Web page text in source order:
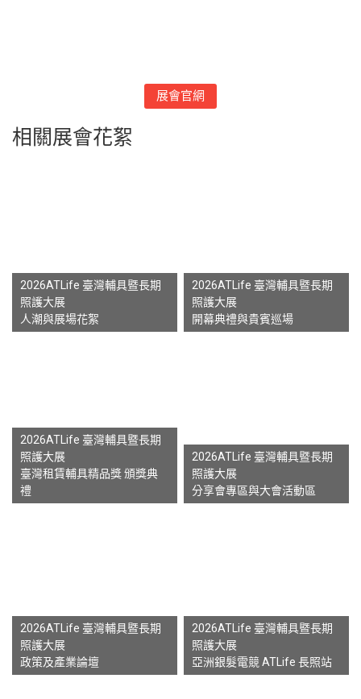
展會官網
相關展會花絮
2026ATLife 臺灣輔具暨長期
照護大展
人潮與展場花絮
2026ATLife 臺灣輔具暨長期
照護大展
開幕典禮與貴賓巡場
2026ATLife 臺灣輔具暨長期
照護大展
臺灣租賃輔具精品獎 頒獎典
禮
2026ATLife 臺灣輔具暨長期
照護大展
分享會專區與大會活動區
2026ATLife 臺灣輔具暨長期
照護大展
政策及產業論壇
2026ATLife 臺灣輔具暨長期
照護大展
亞洲銀髮電競 ATLife 長照站